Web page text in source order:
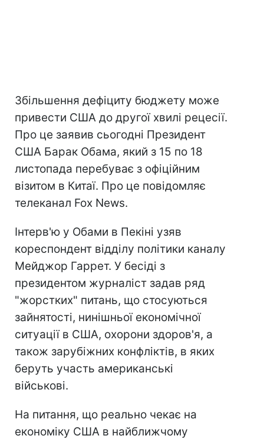
Збільшення дефіциту бюджету може
привести США до другої хвилі рецесії.
Про це заявив сьогодні Президент
США Барак Обама, який з 15 по 18
листопада перебуває з офіційним
візитом в Китаї. Про це повідомляє
телеканал Fox News.
Інтерв'ю у Обами в Пекіні узяв
кореспондент відділу політики каналу
Мейджор Гаррет. У бесіді з
президентом журналіст задав ряд
"жорстких" питань, що стосуються
зайнятості, нинішньої економічної
ситуації в США, охорони здоров'я, а
також зарубіжних конфліктів, в яких
беруть участь американські
військові.
На питання, що реально чекає на
економіку США в найближчому